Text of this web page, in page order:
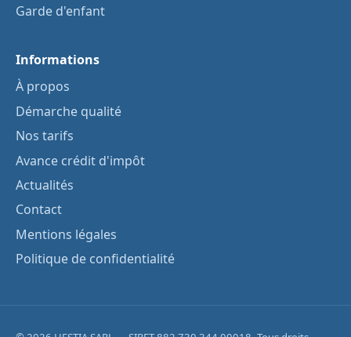
Garde d'enfant
Informations
À propos
Démarche qualité
Nos tarifs
Avance crédit d'impôt
Actualités
Contact
Mentions légales
Politique de confidentialité